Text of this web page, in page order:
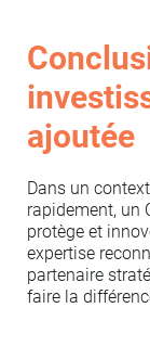
ajoutée
Dans un
rapidement, un
protège et
expertise
partenaire
faire la